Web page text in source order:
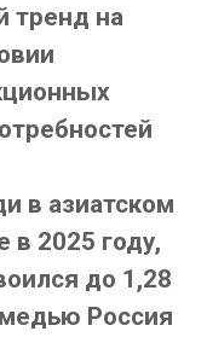
тренд на
в азиатском
в 2025 году,
до 1,28
Россия